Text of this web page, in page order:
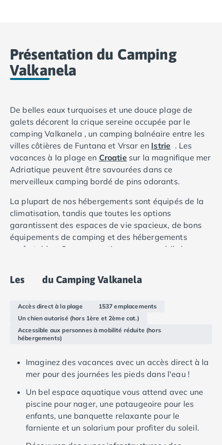
Camping Caen
Camping Honfleur
Camping Houlgate
Camping Ouistreham
Camping Mont Saint Michel
Camping Bretagne
Camping Côtes d'Armor
Camping Erquy
Camping Saint-Cast-le-Guildo
Camping Finistère
Camping Benodet
Camping Carantec
Camping Concarneau
Camping Douarnenez
Camping Fouesnant
Camping Plouescat
Camping Roscoff
Camping Ille-et-Vilaine
Camping Dinard
Camping Saint-Malo
Camping Morbihan
Camping Auray
Camping Carnac
Camping La Trinité sur Mer
Camping Locmariaquer
Camping Penestin
Camping Quiberon
Camping Sarzeau
Camping Vannes
Camping Champagne-Ardenne
Présentation du Camping
Valkanela
De belles eaux turquoises et une douce plage de
galets décorent la crique sereine occupée par le
camping Valkanela , un camping balnéaire entre les
villes côtières de Funtana et Vrsar en Istrie . Les
vacances à la plage en Croatiesur la magnifique mer
Adriatique peuvent être savourées dans ce
merveilleux camping bordé de pins odorants.
La plupart de nos hébergements sont équipés de la
climatisation, tandis que toutes les options
garantissent des espaces de vie spacieux, de bons
équipements de camping et des hébergements
confortables. Que vous optiez pour un mobile home
Les du Camping Valkanela
Accès direct à la plage
1537 emplacements
Un chien autorisé (hors 1ère et 2ème cat.)
Accessible aux personnes à mobilité réduite (hors
hébergements)
Imaginez des vacances avec un accès direct à la
mer pour des journées les pieds dans l'eau !
Un bel espace aquatique vous attend avec une
piscine pour nager, une pataugeoire pour les
enfants, une banquette relaxante pour le
farniente et un solarium pour profiter du soleil.